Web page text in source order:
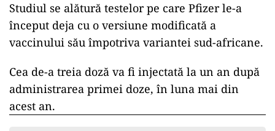
Studiul se alătură testelor pe care Pfizer le-a
început deja cu o versiune modificată a
vaccinului său împotriva variantei sud-africane.
Cea de-a treia doză va fi injectată la un an după
administrarea primei doze, în luna mai din
acest an.